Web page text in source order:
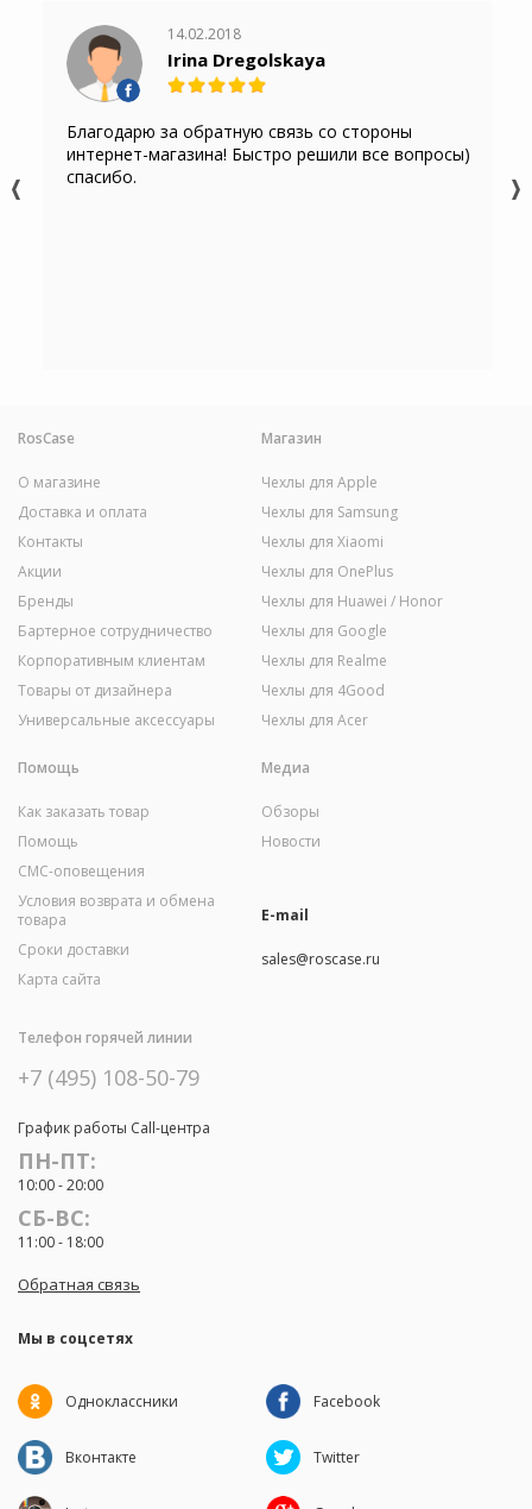
14.02.2018
Irina Dregolskaya
Благодарю за обратную связь со стороны
интернет-магазина! Быстро решили все вопросы)
спасибо.
RosCase
О магазине
Доставка и оплата
Контакты
Акции
Бренды
Бартерное сотрудничество
Корпоративным клиентам
Товары от дизайнера
Универсальные аксессуары
Магазин
Чехлы для Apple
Чехлы для Samsung
Чехлы для Xiaomi
Чехлы для OnePlus
Чехлы для Huawei / Honor
Чехлы для Google
Чехлы для Realme
Чехлы для 4Good
Чехлы для Acer
Помощь
Как заказать товар
Помощь
СМС-оповещения
Условия возврата и обмена
товара
Сроки доставки
Карта сайта
Медиа
Обзоры
Новости
E-mail
sales@roscase.ru
Телефон горячей линии
+7 (495) 108-50-79
График работы Call-центра
ПН-ПТ:
10:00 - 20:00
СБ-ВС:
11:00 - 18:00
Обратная связь
Мы в соцсетях
Одноклассники Facebook
Вконтакте Twitter